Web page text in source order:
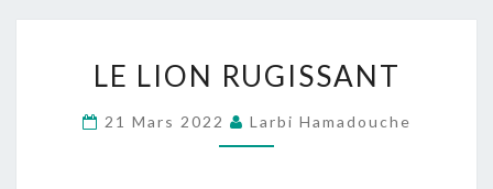
LION
LE LION RUGISSANT
21 Mars 2022 Larbi Hamadouche